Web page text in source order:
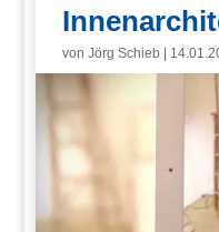
vonJörg Schieb